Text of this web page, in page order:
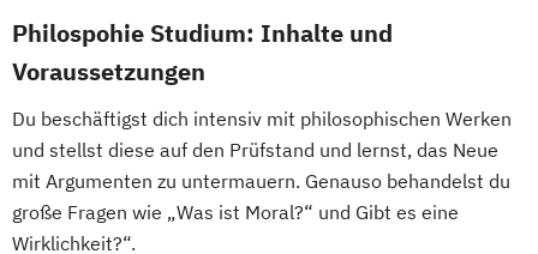
Philospohie Studium: Inhalte und
Voraussetzungen
Du beschäftigst dich intensiv mit philosophischen Werken
und stellst diese auf den Prüfstand und lernst, das Neue
mit Argumenten zu untermauern. Genauso behandelst du
große Fragen wie „Was ist Moral?“ und Gibt es eine
Wirklichkeit?“.